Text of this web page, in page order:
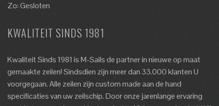
Zo: Gesloten
KWALITEIT SINDS 1981
Kwaliteit Sinds 1981 is M-Sails de partner in nieuwe op maat
gemaakte zeilen! Sindsdien zijn meer dan 33.000 klanten U
voorgegaan. Alle zeilen zijn custom made aan de hand
specificaties van uw zeilschip. Door onze jarenlange ervaring